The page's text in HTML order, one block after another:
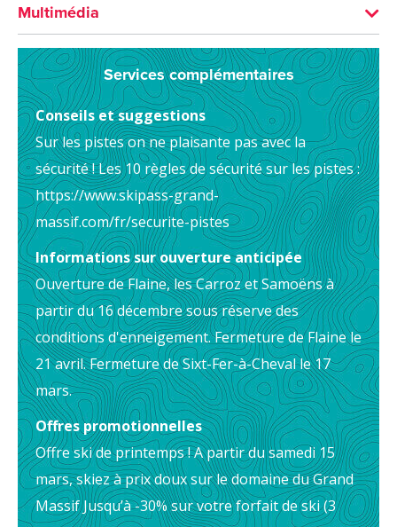
ÉQUIPEMENTS
Piste ludique Piste de luge enfants
Zone ludique Parking gratuit
Poste de secours Salle hors-sac Parking
WC publics Aire de stationnement camping-cars
Borne de service camping-cars
Aire de pique-nique Stade de slalom
Nom du forfait : Vill4ges
Nombre d'autres remontées : 1
145 km de pistes
75 pistes
33 pistes bleues
6 pistes noires
22 pistes rouges
14 pistes vertes
Nombre de remontées accessibles à pied : 4
Nombre de remontées mécaniques : 38
Nombre de télécabines : 4
Nombre de téléièges : 17
Nombre de téléskis: 16
Chèque Carte bancaire/crédit Espèces
Chèque-Vacances Classic
Du 20/12/2025 au 12/04/2026 tous les jours.
• Début de saison : les Carroz et Samoëns du samedi 13
au vendredi 19 décembre 2025, sous réserve des
conditions d’enneigement.
• Fermeture du Domaine de Morillon le lundi 06/04/2026.
Multimédia
Plan des pistes
Services complémentaires
Conseils et suggestions
Sur les pistes on ne plaisante pas avec la
sécurité ! Les 10 règles de sécurité sur les pistes :
https://www.skipass-grand-
massif.com/fr/securite-pistes
Informations sur ouverture anticipée
Ouverture de Flaine, les Carroz et Samoëns à
partir du 16 décembre sous réserve des
conditions d'enneigement. Fermeture de Flaine le
21 avril. Fermeture de Sixt-Fer-à-Cheval le 17
mars.
Offres promotionnelles
Offre ski de printemps ! A partir du samedi 15
mars, skiez à prix doux sur le domaine du Grand
Massif Jusqu’à -30% sur votre forfait de ski (3